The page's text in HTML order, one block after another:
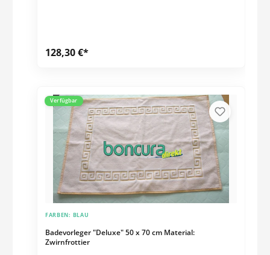
128,30 €*
Verfügbar
Badevorleger "Deluxe" 50 x 70 cm Material:
Zwirnfrottier
FARBEN: BLAU